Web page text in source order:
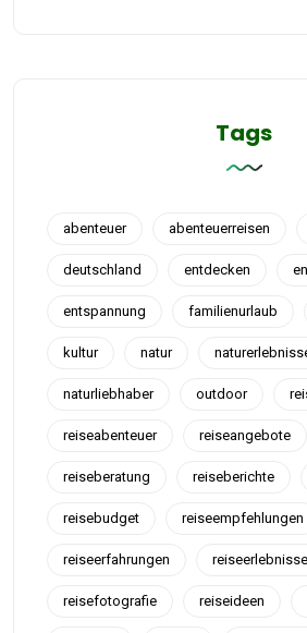
Tags
abenteuer abenteuerreisen
deutschland entdecken
entspannung familienurlaub
kultur natur
naturliebhaber outdoor
reiseabenteuer reiseangebote
reiseberatung reiseberichte
reisebudget reiseempfehlungen
reiseerfahrungen reiseerlebnisse
reisefotografie reiseideen